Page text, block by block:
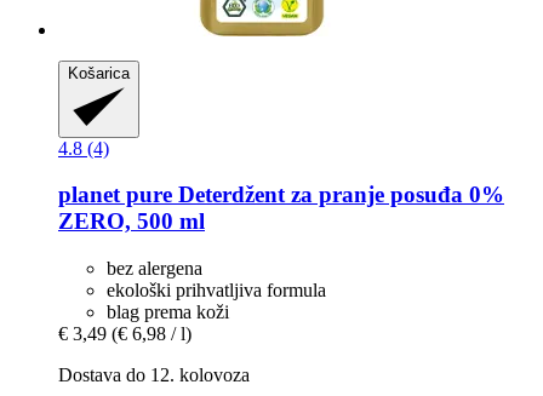
Košarica
4.8 (4)
planet pure Deterdžent za pranje posuđa 0%
ZERO, 500 ml
bez alergena
ekološki prihvatljiva formula
blag prema koži
€ 3,49 (€ 6,98 / l)
Dostava do 12. kolovoza